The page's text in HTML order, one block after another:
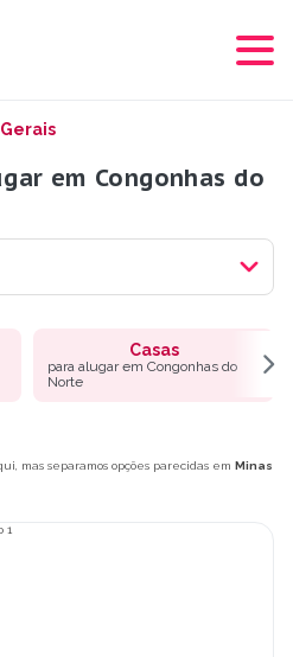
em Congonhas do
Casas
para alugar em Congonhas do
Norte
mas separamos opções parecidas em Minas